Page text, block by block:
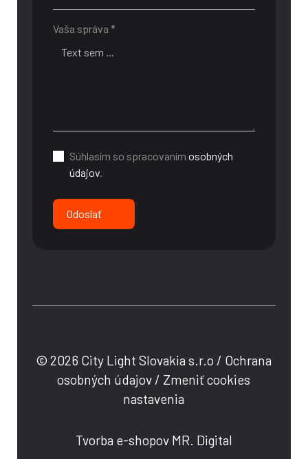
Vaša správa *
Súhlasím so spracovanímosobných
údajov.
Odoslať
© 2026 City Light Slovakia s.r.o / Ochrana
osobných údajov / Zmeniť cookies
nastavenia
Tvorba e-shopov MR. Digital